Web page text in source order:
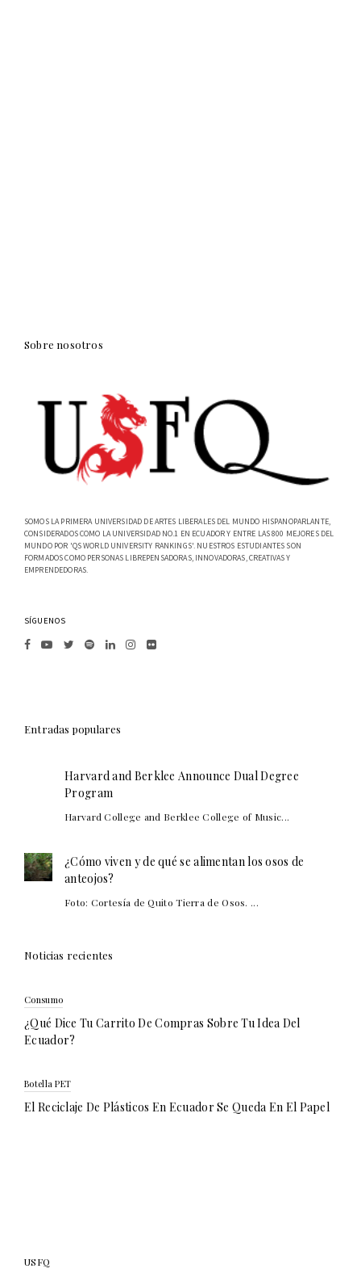
Sobre nosotros
SOMOS LA PRIMERA UNIVERSIDAD DE ARTES LIBERALES DEL MUNDO HISPANOPARLANTE,
CONSIDERADOS COMO LA UNIVERSIDAD NO.1 EN ECUADOR Y ENTRE LAS 800 MEJORES DEL
MUNDO POR 'QS WORLD UNIVERSITY RANKINGS'. NUESTROS ESTUDIANTES SON
FORMADOS COMO PERSONAS LIBREPENSADORAS, INNOVADORAS, CREATIVAS Y
EMPRENDEDORAS.
SÍGUENOS
Entradas populares
Harvard and Berklee Announce Dual Degree
Program
Harvard College and Berklee College of Music...
¿Cómo viven y de qué se alimentan los osos de
anteojos?
Foto: Cortesía de Quito Tierra de Osos. ...
Noticias recientes
Consumo
¿Qué Dice Tu Carrito De Compras Sobre Tu Idea Del
Ecuador?
Botella PET
El Reciclaje De Plásticos En Ecuador Se Queda En El Papel
USFQ